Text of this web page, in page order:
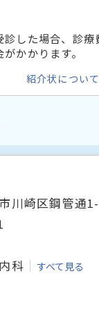
した場合、診療
かかります。
紹介状につい
川崎区鋼管通
科 すべて見る